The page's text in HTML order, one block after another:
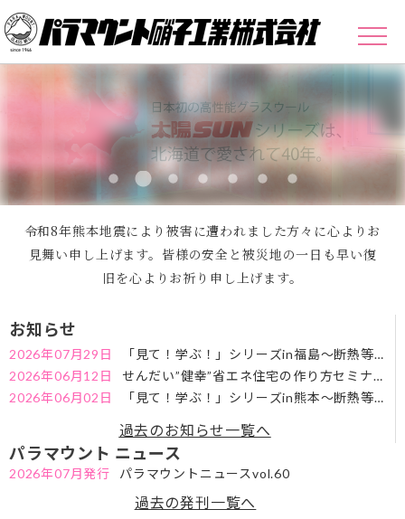
令和8年熊本地震により被害に遭われました方々に心よりお
見舞い申し上げます。皆様の安全と被災地の一日も早い復
旧を心よりお祈り申し上げます。
お知らせ
2026年07月29日
「見て！学ぶ！」シリーズin福島～断熱等級
7が必要な理由～セミナーのお知らせ
2026年06月12日
せんだい”健幸”省エネ住宅の作り方セミナー
のお知らせ
2026年06月02日
「見て！学ぶ！」シリーズin熊本～断熱等級
過去のお知らせ一覧へ
パラマウント ニュース
2026年07月発行 パラマウントニュースvol.60
過去の発刊一覧へ